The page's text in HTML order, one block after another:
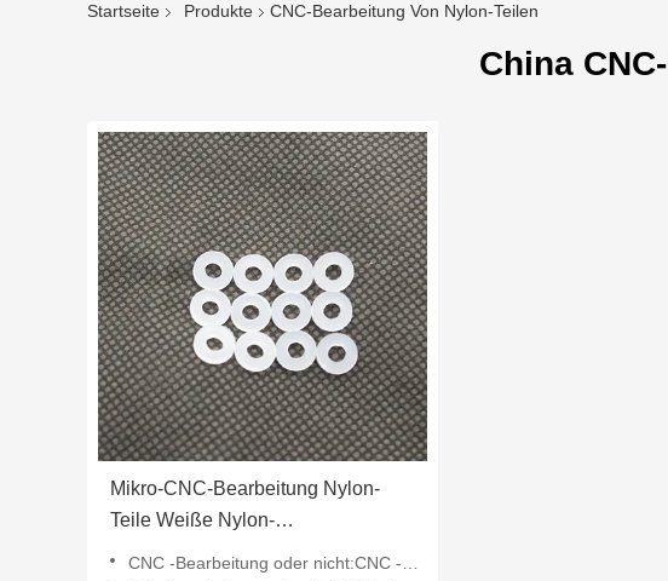
Startseite Produkte CNC-Bearbeitung Von Nylon-Teilen
China
Mikro-CNC-Bearbeitung Nylon-
Teile Weiße Nylon-
CNC -Bearbeitung oder nicht:CNC -Bearbeitung